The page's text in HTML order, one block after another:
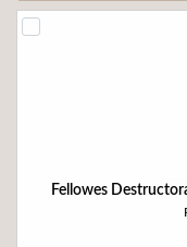
Fellowes